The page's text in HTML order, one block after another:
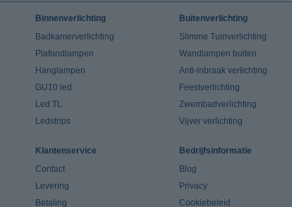
Binnenverlichting
Badkamerverlichting
Plafondlampen
Hanglampen
GU10 led
Led TL
Ledstrips
Buitenverlichting
Slimme Tuinverlichting
Wandlampen buiten
Anti-inbraak verlichting
Feestverlichting
Zwembadverlichting
Vijver verlichting
Klantenservice
Contact
Levering
Betaling
Bedrijfsinformatie
Blog
Privacy
Cookiebeleid